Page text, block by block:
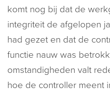
komt nog bij dat de
integriteit de afgelopen
had gezet en dat de
functie nauw was
omstandigheden valt
hoe de controller meent